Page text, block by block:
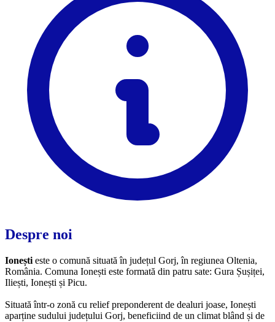
Despre noi
Ionești este o comună situată în județul Gorj, în regiunea Oltenia,
România. Comuna Ionești este formată din patru sate: Gura Șușiței,
Iliești, Ionești și Picu.
Situată într-o zonă cu relief preponderent de dealuri joase, Ionești
aparține sudului județului Gorj, beneficiind de un climat blând și de